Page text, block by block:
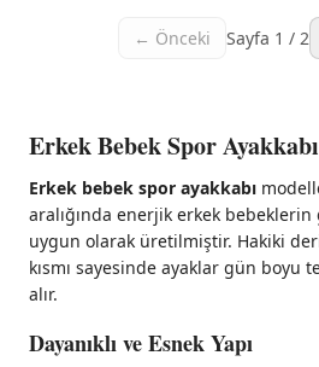
← Önceki Sayfa 1 / 2
Erkek Bebek Spor Ayakkabı
Erkek bebek spor ayakkabı
aralığında enerjik erkek
uygun olarak üretilmiştir. Hakiki
kısmı sayesinde ayaklar gün boyu
alır.
Dayanıklı ve Esnek Yapı